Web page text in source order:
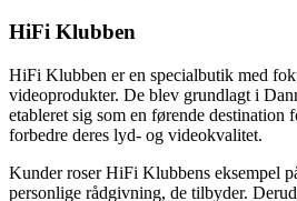
HiFi Klubben
HiFi Klubben er en specialbutik med
videoprodukter. De blev grundlagt i
etableret sig som en førende destination
forbedre deres lyd- og videokvalitet.
Kunder roser HiFi Klubbens eksempel
personlige rådgivning, de tilbyder.